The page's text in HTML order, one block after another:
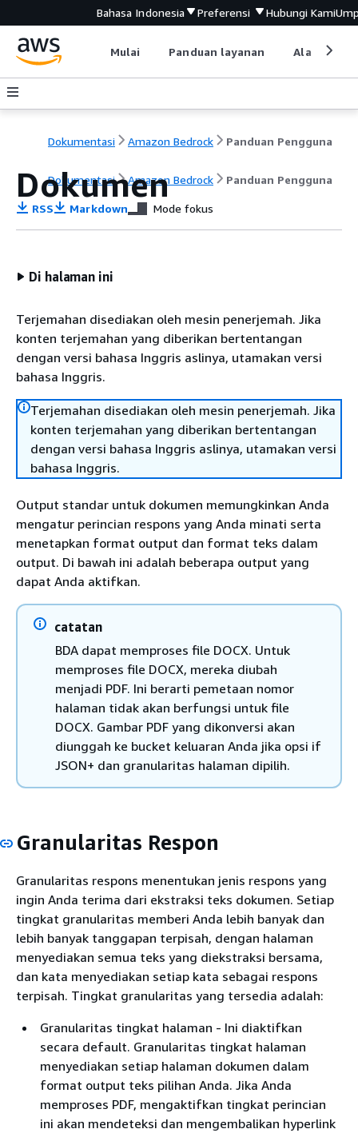
Bahasa Indonesia Preferensi Hubungi Kami
Mulai Panduan layanan Alat
Dokumentasi Amazon Bedrock Panduan Pengguna
Dokumentasi Amazon Bedrock Panduan Pengguna
Dokumen
RSS Markdown Mode fokus
Di halaman ini
Terjemahan disediakan oleh mesin penerjemah. Jika
konten terjemahan yang diberikan bertentangan
dengan versi bahasa Inggris aslinya, utamakan versi
bahasa Inggris.
Terjemahan disediakan oleh mesin penerjemah. Jika
konten terjemahan yang diberikan bertentangan
dengan versi bahasa Inggris aslinya, utamakan versi
bahasa Inggris.
Output standar untuk dokumen memungkinkan Anda
mengatur perincian respons yang Anda minati serta
menetapkan format output dan format teks dalam
output. Di bawah ini adalah beberapa output yang
dapat Anda aktifkan.
catatan
BDA dapat memproses file DOCX. Untuk
memproses file DOCX, mereka diubah
menjadi PDF. Ini berarti pemetaan nomor
halaman tidak akan berfungsi untuk file
DOCX. Gambar PDF yang dikonversi akan
diunggah ke bucket keluaran Anda jika opsi if
JSON+ dan granularitas halaman dipilih.
Granularitas Respon
Granularitas respons menentukan jenis respons yang
ingin Anda terima dari ekstraksi teks dokumen. Setiap
tingkat granularitas memberi Anda lebih banyak dan
lebih banyak tanggapan terpisah, dengan halaman
menyediakan semua teks yang diekstraksi bersama,
dan kata menyediakan setiap kata sebagai respons
terpisah. Tingkat granularitas yang tersedia adalah:
Granularitas tingkat halaman - Ini diaktifkan
secara default. Granularitas tingkat halaman
menyediakan setiap halaman dokumen dalam
format output teks pilihan Anda. Jika Anda
memproses PDF, mengaktifkan tingkat perincian
ini akan mendeteksi dan mengembalikan hyperlink